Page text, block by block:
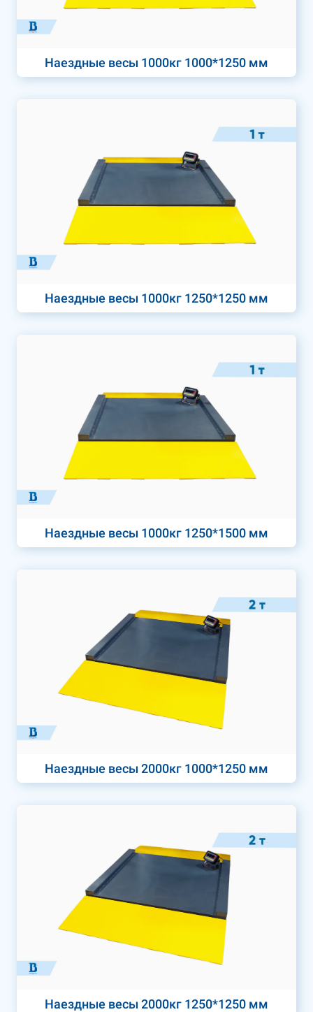
Наездные весы 1000кг 1000*1250 мм
Наездные весы 1000кг 1250*1250 мм
Наездные весы 1000кг 1250*1500 мм
Наездные весы 2000кг 1000*1250 мм
Наездные весы 2000кг 1250*1250 мм